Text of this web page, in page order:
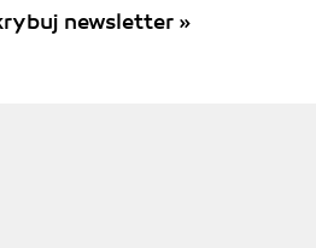
newsletter »